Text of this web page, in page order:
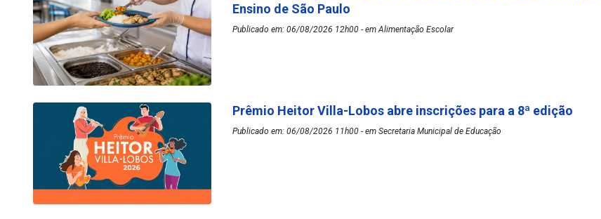
Ensino de São Paulo
Publicado em: 06/08/2026 12h00 - em Alimentação Escolar
Prêmio Heitor Villa-Lobos abre inscrições para a 8ª edição
Publicado em: 06/08/2026 11h00 - em Secretaria Municipal de Educação